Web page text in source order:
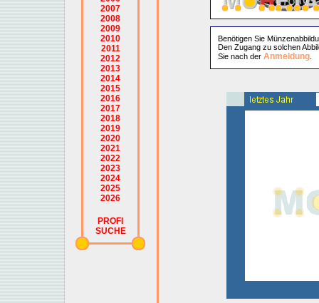
2007
2008
2009
2010
2011
2012
2013
2014
2015
2016
2017
2018
2019
2020
2021
2022
2023
2024
2025
2026
PROFI
SUCHE
Benötigen Sie
Den Zugang zu solchen
Sie nach der Anmeldung.